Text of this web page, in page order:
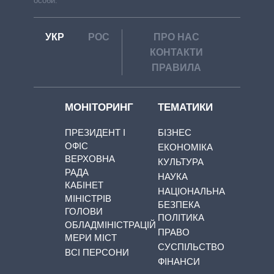
УКР РОС
ПРО НАС
КОНТАКТИ
ПРАВИЛА
МОНІТОРИНГ
ПРЕЗИДЕНТ І
ОФІС
ВЕРХОВНА
РАДА
КАБІНЕТ
МІНІСТРІВ
ГОЛОВИ
ОБЛАДМІНІСТРАЦІЙ
МЕРИ МІСТ
ВСІ ПЕРСОНИ
ТЕМАТИКИ
БІЗНЕС
ЕКОНОМІКА
КУЛЬТУРА
НАУКА
НАЦІОНАЛЬНА
БЕЗПЕКА
ПОЛІТИКА
ПРАВО
СУСПІЛЬСТВО
ФІНАНСИ